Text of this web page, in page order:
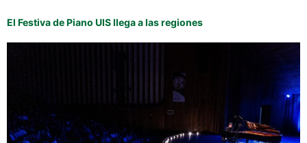
El Festiva de Piano UIS llega a las regiones